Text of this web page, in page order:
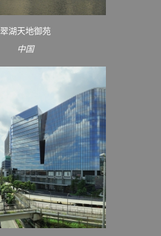
翠湖天地御苑
中国